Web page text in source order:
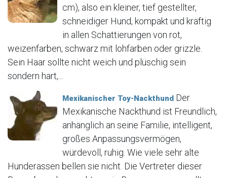
cm), also ein kleiner, tief gestellter,
schneidiger Hund, kompakt und kräftig
in allen Schattierungen von rot,
weizenfarben, schwarz mit lohfarben oder grizzle.
Sein Haar sollte nicht weich und plüschig sein
sondern hart,...
Mexikanischer Toy-Nackthund Der
Mexikanische Nackthund ist Freundlich,
anhänglich an seine Familie, intelligent,
großes Anpassungsvermögen,
würdevoll, ruhig. Wie viele sehr alte
Hunderassen bellen sie nicht. Die Vertreter dieser